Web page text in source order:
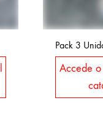
Pack 3
Accede o